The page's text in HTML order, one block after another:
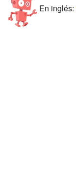
En inglés: